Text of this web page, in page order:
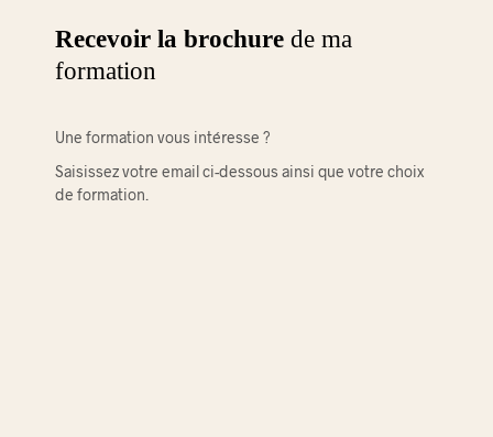
Recevoir la brochure de ma
formation
Une formation vous intéresse ?
Saisissez votre email ci-dessous ainsi que votre choix
de formation.